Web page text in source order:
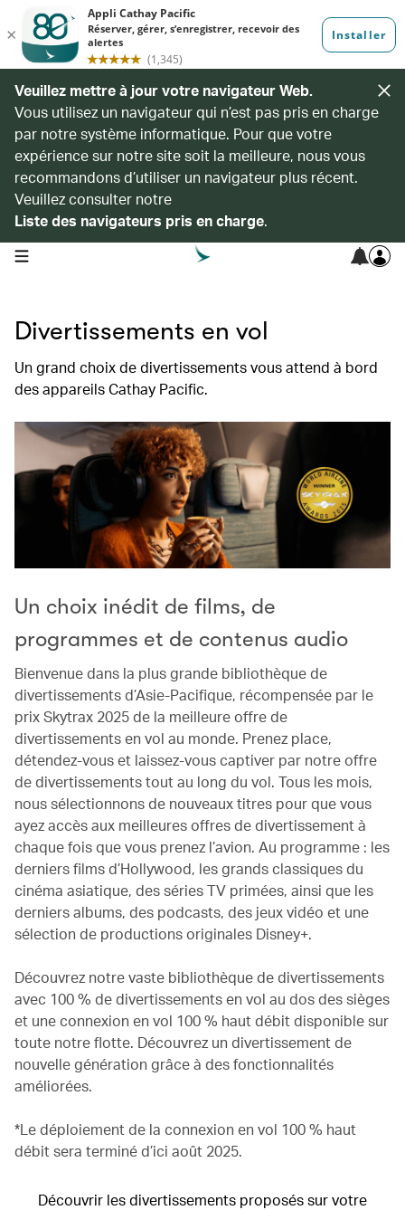
Veuillez mettre à jour votre navigateur Web.
Vous utilisez un navigateur qui n’est pas pris en charge
par notre système informatique. Pour que votre
expérience sur notre site soit la meilleure, nous vous
recommandons d’utiliser un navigateur plus récent.
Veuillez consulter notre
Liste des navigateurs pris en charge.
open navigation menu
Divertissements en vol
Un grand choix de divertissements vous attend à bord
des appareils Cathay Pacific.
Un choix inédit de films, de
programmes et de contenus audio
Bienvenue dans la plus grande bibliothèque de
divertissements d’Asie-Pacifique, récompensée par le
prix Skytrax 2025 de la meilleure offre de
divertissements en vol au monde. Prenez place,
détendez-vous et laissez-vous captiver par notre offre
de divertissements tout au long du vol. Tous les mois,
nous sélectionnons de nouveaux titres pour que vous
ayez accès aux meilleures offres de divertissement à
chaque fois que vous prenez l’avion. Au programme : les
derniers films d’Hollywood, les grands classiques du
cinéma asiatique, des séries TV primées, ainsi que les
derniers albums, des podcasts, des jeux vidéo et une
sélection de productions originales Disney+.
Découvrez notre vaste bibliothèque de divertissements
avec 100 % de divertissements en vol au dos des sièges
et une connexion en vol 100 % haut débit disponible sur
toute notre flotte. Découvrez un divertissement de
nouvelle génération grâce à des fonctionnalités
améliorées.
*Le déploiement de la connexion en vol 100 % haut
débit sera terminé d’ici août 2025.
Découvrir les divertissements proposés sur votre